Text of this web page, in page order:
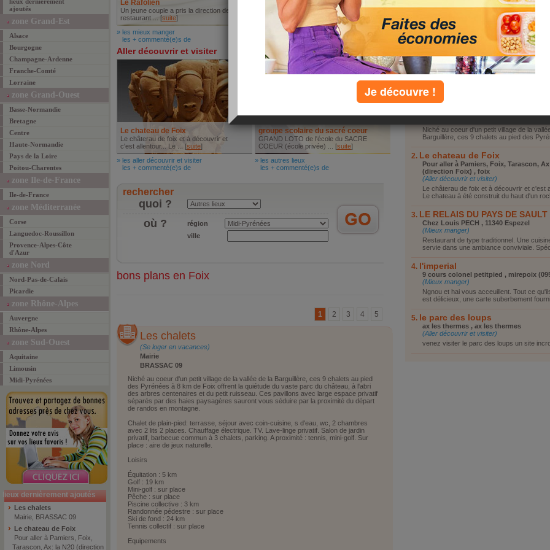
ajoutés
zone Grand-Est
Alsace
Bourgogne
Champagne-Ardenne
Franche-Comté
Lorraine
zone Grand-Ouest
Basse-Normandie
Bretagne
Centre
Haute-Normandie
Pays de la Loire
Poitou-Charentes
zone Ile-de-France
Ile-de-France
zone Méditerranée
Corse
Languedoc-Roussillon
Provence-Alpes-Côte
d'Azur
zone Nord
Nord-Pas-de-Calais
Picardie
zone Rhône-Alpes
Auvergne
Rhône-Alpes
zone Sud-Ouest
Aquitaine
Limousin
Midi-Pyrénées
lieux dernièrement ajoutés
Les chalets
Mairie, BRASSAC 09
Le chateau de Foix
Pour aller à Pamiers, Foix,
Tarascon, Ax: la N20 (direction
Le Rafolien
Un jeune couple a pris la direction de ce
restaurant ... [suite]
» les mieux manger
les + commenté(e)s de
Les chalets
Niché au coeur d'un petit village de la
vallée de ... [
suite
» les se loger en vacances
les + commenté(e)s de
Aller découvrir et visiter
Le chateau de Foix
Le châterau de foix et à découvrir et
c'est allentour... Le ... [suite]
» les aller découvrir et visiter
les + commenté(e)s de
Autres lieux
groupe scolaire du sacré coeur
GRAND LOTO de l'école du SACRE
COEUR (école privée) ... [suite]
» les autres lieux
les + commenté(e)s de
rechercher
quoi ?
où ?
région
ville
bons plans en Foix
5
4
3
2
1
Les chalets
(Se loger en vacances)
Mairie
BRASSAC 09
Niché au coeur d'un petit village de la vallée de la Barguillère, ces 9 chalets au pied
des Pyrénées à 8 km de Foix offrent la quiétude du vaste parc du château, à l'abri
des arbres centenaires et du petit ruisseau. Ces pavillons avec large espace privatif
séparés par des haies paysagères sauront vous séduire par la proximité du départ
de randos en montagne.
Chalet de plain-pied: terrasse, séjour avec coin-cuisine, s d'eau, wc, 2 chambres
avec 2 lits 2 places. Chauffage électrique. TV. Lave-linge privatif. Salon de jardin
privatif, barbecue commun à 3 chalets, parking. A proximité : tennis, mini-golf. Sur
place : aire de jeux naturelle.
Loisirs
Équitation : 5 km
Golf : 19 km
Mini-golf : sur place
Pêche : sur place
Piscine collective : 3 km
Randonnée pédestre : sur place
Ski de fond : 24 km
Tennis collectif : sur place
Equipements
Visiter le coin
Faire du shopping
Autre
top lieux
Les chalets
Niché au coeur d'un petit village de la
Barguillère, ces 9 chalets au pied des
Le chateau de Foix
Pour aller à Pamiers, Foix, Tarascon,
(direction Foix) , foix
(Aller découvrir et visiter)
Le châterau de foix et à découvrir et c'est
Le chateau à été construit du haut d'un
LE RELAIS DU PAYS DE SAULT
Chez Louis PECH , 11340 Espezel
(Mieux manger)
Restaurant de type traditionnel. Une
servie dans une ambiance conviviale.
l'imperial
9 cours colonel petitpied , mirepoix
(Mieux manger)
Ngnou et hai vous acceuillent. Tout ce
est délicieux, une carte suberbement
le parc des loups
ax les thermes , ax les thermes
(Aller découvrir et visiter)
venez visiter le parc des loups un site
Je découvre !